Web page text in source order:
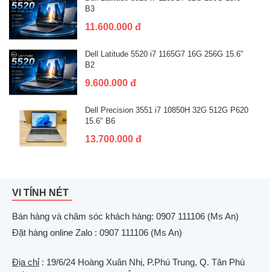
B3
11.600.000 đ
Dell Latitude 5520 i7 1165G7 16G 256G 15.6"
B2
9.600.000 đ
Dell Precision 3551 i7 10850H 32G 512G P620
15.6" B6
13.700.000 đ
VI TÍNH NÉT
Bán hàng và chăm sóc khách hàng: 0907 111106 (Ms An)
Đặt hàng online Zalo : 0907 111106 (Ms An)
Địa chỉ: 19/6/24 Hoàng Xuân Nhị, P.Phú Trung, Q. Tân Phú